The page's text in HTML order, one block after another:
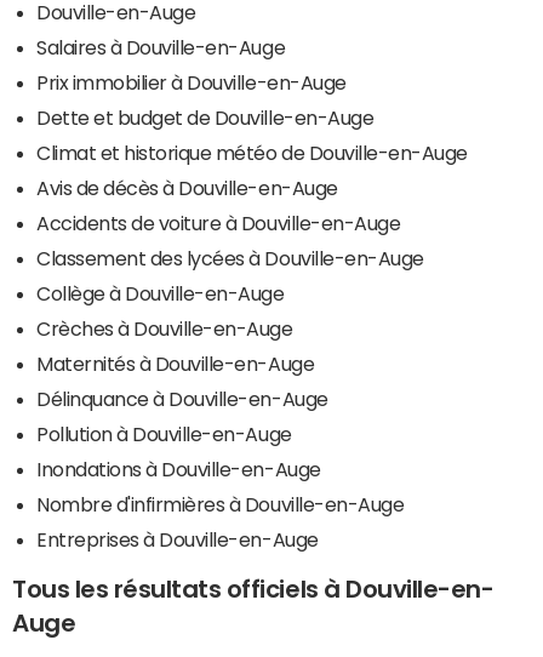
Douville-en-Auge
Salaires à Douville-en-Auge
Prix immobilier à Douville-en-Auge
Dette et budget de Douville-en-Auge
Climat et historique météo de Douville-en-Auge
Avis de décès à Douville-en-Auge
Accidents de voiture à Douville-en-Auge
Classement des lycées à Douville-en-Auge
Collège à Douville-en-Auge
Crèches à Douville-en-Auge
Maternités à Douville-en-Auge
Délinquance à Douville-en-Auge
Pollution à Douville-en-Auge
Inondations à Douville-en-Auge
Nombre d'infirmières à Douville-en-Auge
Entreprises à Douville-en-Auge
Tous les résultats officiels à Douville-en-
Auge